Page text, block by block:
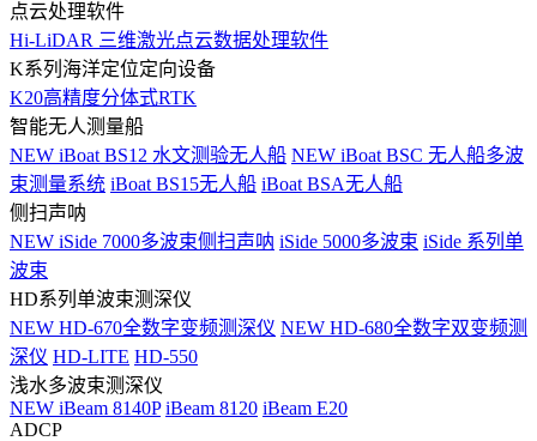
点云处理软件
Hi-LiDAR 三维激光点云数据处理软件
K系列海洋定位定向设备
K20高精度分体式RTK
智能无人测量船
NEW iBoat BS12 水文测验无人船 NEW iBoat BSC 无人船多波
束测量系统 iBoat BS15无人船 iBoat BSA无人船
侧扫声呐
NEW iSide 7000多波束侧扫声呐 iSide 5000多波束 iSide 系列单
波束
HD系列单波束测深仪
NEW HD-670全数字变频测深仪 NEW HD-680全数字双变频测
深仪 HD-LITE HD-550
浅水多波束测深仪
NEW iBeam 8140P iBeam 8120 iBeam E20
ADCP